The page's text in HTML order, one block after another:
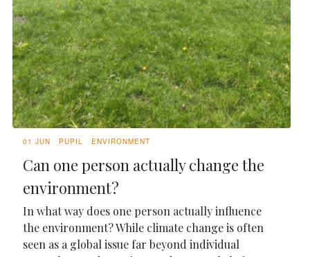
01 JUN PUPIL ENVIRONMENT
Can one person actually change the
environment?
In what way does one person actually influence
the environment? While climate change is often
seen as a global issue far beyond individual